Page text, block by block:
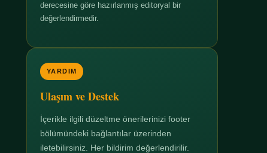
derecesine göre hazırlanmış editoryal bir
değerlendirmedir.
YARDIM
Ulaşım ve Destek
İçerikle ilgili düzeltme önerilerinizi footer
bölümündeki bağlantılar üzerinden
iletebilirsiniz. Her bildirim değerlendirilir.